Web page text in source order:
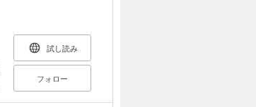
試し読み
フォロー